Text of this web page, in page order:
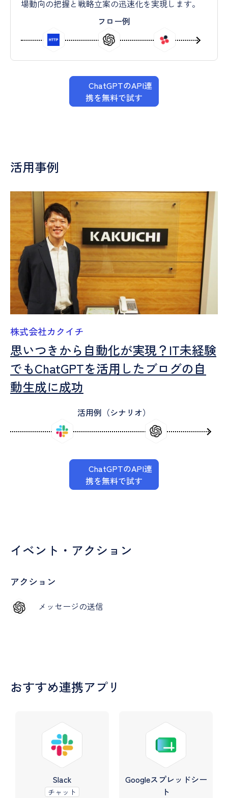
場動向の把握と戦略立案の迅速化を実現します。
フロー例
ChatGPTのAPI連
携を無料で試す
活用事例
株式会社カクイチ
思いつきから自動化が実現？IT未経験
でもChatGPTを活用したブログの自
動生成に成功
活用例（シナリオ）
ChatGPTのAPI連
携を無料で試す
イベント・アクション
アクション
メッセージの送信
おすすめ連携アプリ
Slack
チャット
Googleスプレッドシー
ト